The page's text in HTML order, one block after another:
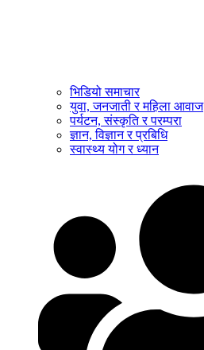
भिडियो समाचार
युवा, जनजाती र महिला आवाज
पर्यटन, संस्कृति र परम्परा
ज्ञान, विज्ञान र प्रबिधि
स्वास्थ्य योग र ध्यान